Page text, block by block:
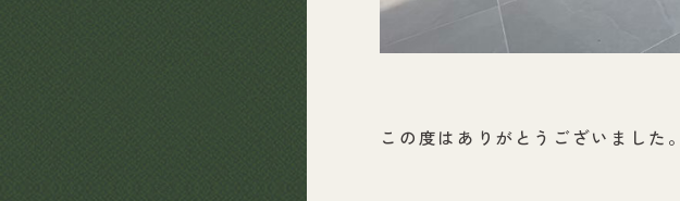
この度はありがとうございました。